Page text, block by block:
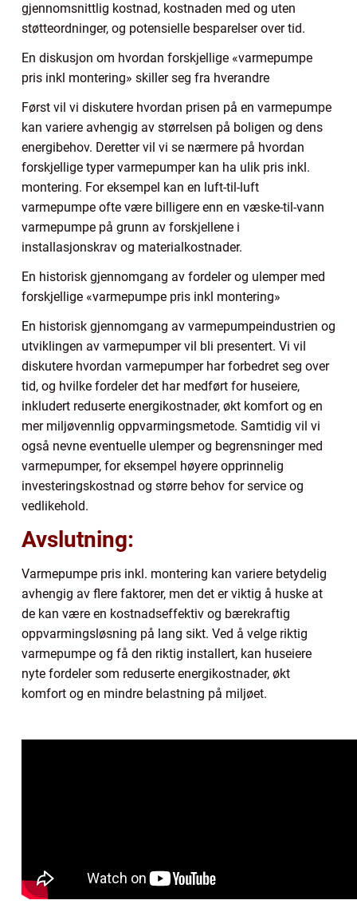
gjennomsnittlig kostnad, kostnaden med og uten
støtteordninger, og potensielle besparelser over tid.
En diskusjon om hvordan forskjellige «varmepumpe
pris inkl montering» skiller seg fra hverandre
Først vil vi diskutere hvordan prisen på en varmepumpe
kan variere avhengig av størrelsen på boligen og dens
energibehov. Deretter vil vi se nærmere på hvordan
forskjellige typer varmepumper kan ha ulik pris inkl.
montering. For eksempel kan en luft-til-luft
varmepumpe ofte være billigere enn en væske-til-vann
varmepumpe på grunn av forskjellene i
installasjonskrav og materialkostnader.
En historisk gjennomgang av fordeler og ulemper med
forskjellige «varmepumpe pris inkl montering»
En historisk gjennomgang av varmepumpeindustrien og
utviklingen av varmepumper vil bli presentert. Vi vil
diskutere hvordan varmepumper har forbedret seg over
tid, og hvilke fordeler det har medført for huseiere,
inkludert reduserte energikostnader, økt komfort og en
mer miljøvennlig oppvarmingsmetode. Samtidig vil vi
også nevne eventuelle ulemper og begrensninger med
varmepumper, for eksempel høyere opprinnelig
investeringskostnad og større behov for service og
vedlikehold.
Avslutning:
Varmepumpe pris inkl. montering kan variere betydelig
avhengig av flere faktorer, men det er viktig å huske at
de kan være en kostnadseffektiv og bærekraftig
oppvarmingsløsning på lang sikt. Ved å velge riktig
varmepumpe og få den riktig installert, kan huseiere
nyte fordeler som reduserte energikostnader, økt
komfort og en mindre belastning på miljøet.